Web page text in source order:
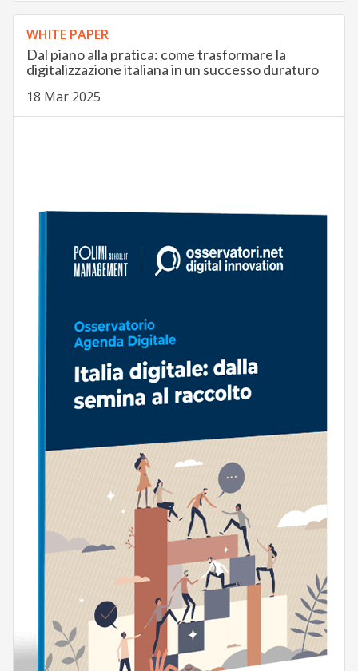
WHITE PAPER
Dal piano alla pratica: come trasformare la
digitalizzazione italiana in un successo duraturo
18 Mar 2025